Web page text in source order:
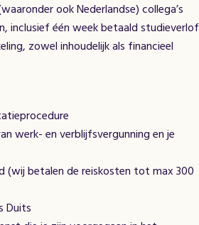
ook Nederlandse) collega’s
inclusief één week betaald studieverlof
zowel inhoudelijk als financieel
werk- en verblijfsvergunning en je
(wij betalen de reiskosten tot max 300
Duits